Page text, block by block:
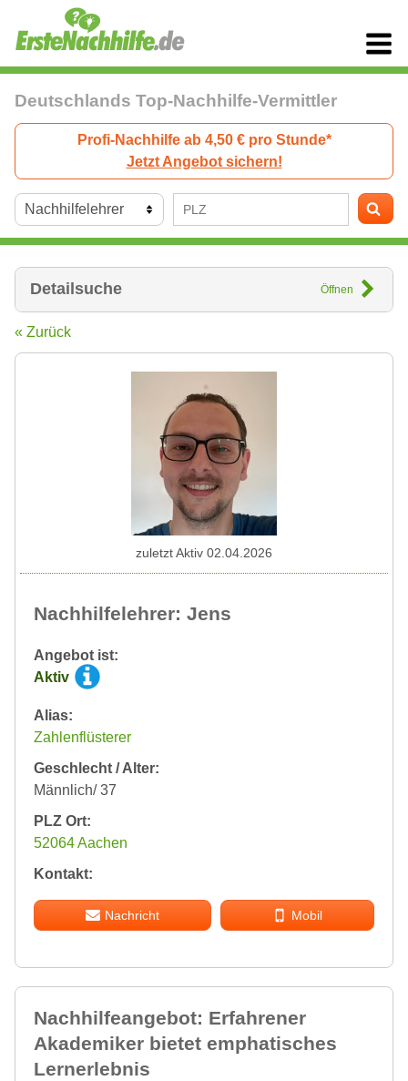
Deutschlands Top-Nachhilfe-Vermittler
Profi-Nachhilfe ab 4,50 € pro Stunde*
Jetzt Angebot sichern!
Detailsuche Öffnen
« Zurück
Nachhilfelehrer: Jens
Angebot ist:
Aktiv
Alias:
Zahlenflüsterer
Geschlecht / Alter:
Männlich/ 37
PLZ Ort:
52064 Aachen
Kontakt:
Nachricht Mobil
zuletzt Aktiv 02.04.2026
Nachhilfeangebot: Erfahrener
Akademiker bietet emphatisches
Lernerlebnis